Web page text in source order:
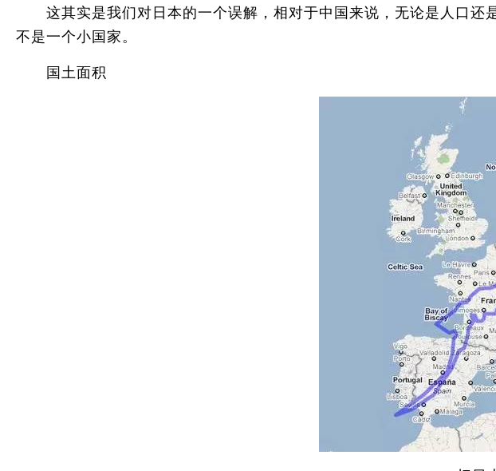
这其实是我们对日本的一个误解，相对于中国来说，无论是人口还
不是一个小国家。
国土面积